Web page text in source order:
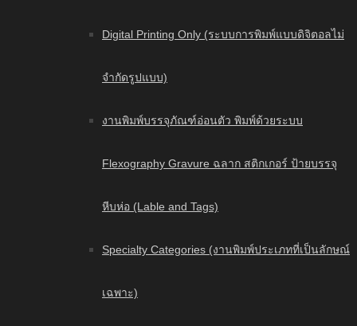
Digital Printing Only (ระบบการพิมพ์แบบดิจิตอลไม่
จำกัดรูปแบบ)
งานพิมพ์บรรจุภัณฑ์อ่อนตัว พิมพ์ด้วยระบบ
Flexography Gravure ฉลาก สติกเกอร์ ป้ายบรรจุ
หีบห่อ (Lable and Tags)
Specialty Categories (งานพิมพ์ประเภทที่เป็นลักษณ์
เฉพาะ)